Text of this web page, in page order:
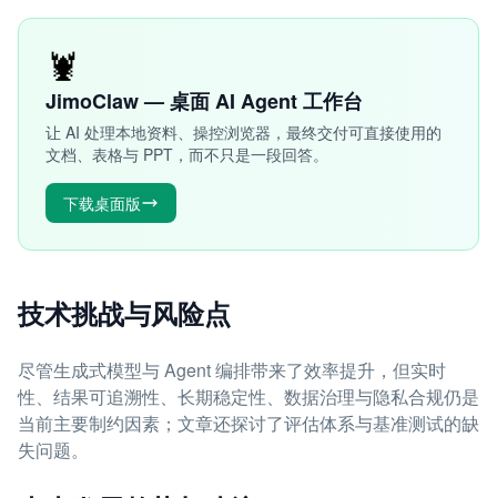
🦞
JimoClaw — 桌面 AI Agent 工作台
让 AI 处理本地资料、操控浏览器，最终交付可直接使用的
文档、表格与 PPT，而不只是一段回答。
下载桌面版
技术挑战与风险点
尽管生成式模型与 Agent 编排带来了效率提升，但实时
性、结果可追溯性、长期稳定性、数据治理与隐私合规仍是
当前主要制约因素；文章还探讨了评估体系与基准测试的缺
失问题。